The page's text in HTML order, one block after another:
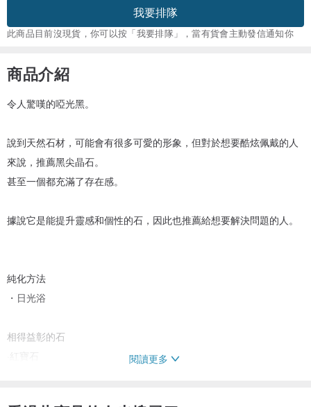
我要排隊
此商品目前沒現貨，你可以按「我要排隊」，當有貨會主動發信通知你
商品介紹
令人驚嘆的啞光黑。
說到天然石材，可能會有很多可愛的形象，但對於想要酷炫佩戴的人
來說，推薦黑尖晶石。
甚至一個都充滿了存在感。
據說它是能提升靈感和個性的石，因此也推薦給想要解決問題的人。
純化方法
・日光浴
相得益彰的石
閱讀更多